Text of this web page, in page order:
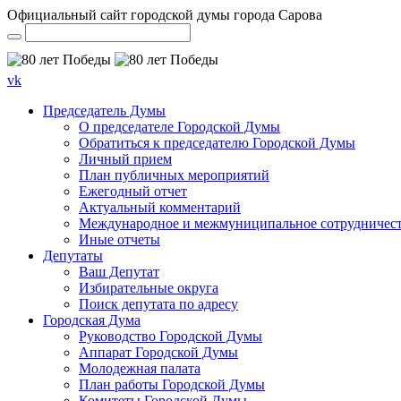
Официальный сайт городской думы города Сарова
vk
Председатель Думы
О председателе Городской Думы
Обратиться к председателю Городской Думы
Личный прием
План публичных мероприятий
Ежегодный отчет
Актуальный комментарий
Международное и межмуниципальное
Иные отчеты
Депутаты
Ваш Депутат
Избирательные округа
Поиск депутата по адресу
Городская Дума
Руководство Городской Думы
Аппарат Городской Думы
Молодежная палата
План работы Городской Думы